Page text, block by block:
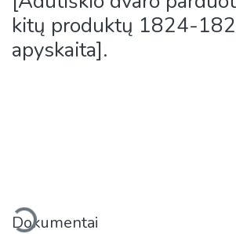
kitų produktų 1824-
apyskaita].
Dokumentai